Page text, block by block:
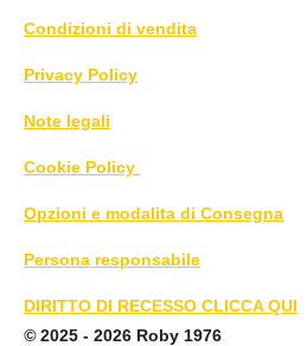
Condizioni di vendita
Privacy Policy
Note legali
Cookie Policy
Opzioni e modalita di Consegna
Persona responsabile
DIRITTO DI RECESSO CLICCA QUI
© 2025 - 2026 Roby 1976